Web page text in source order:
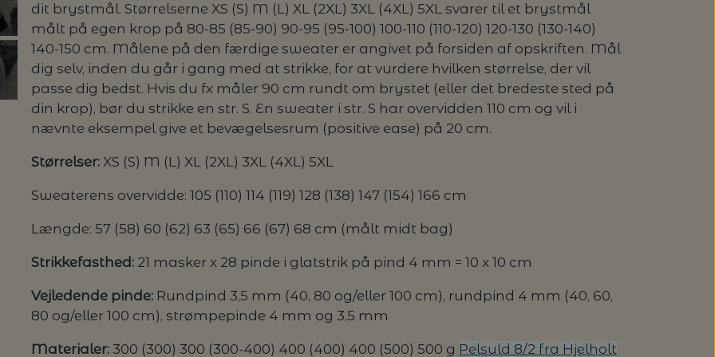
MILJØVENLIGE VASKEMIDLER
dit brystmål. Størrelserne XS (S) M (L) XL (2XL) 3XL (4XL) 5XL svarer til et brystmål
målt på egen krop på 80-85 (85-90) 90-95 (95-100) 100-110 (110-120) 120-130 (130-140)
140-150 cm. Målene på den færdige sweater er angivet på forsiden af opskriften. Mål
dig selv, inden du går i gang med at strikke, for at vurdere hvilken størrelse, der vil
passe dig bedst. Hvis du fx måler 90 cm rundt om brystet (eller det bredeste sted på
din krop), bør du strikke en str. S. En sweater i str. S har overvidden 110 cm og vil i
nævnte eksempel give et bevægelsesrum (positive ease) på 20 cm.
Størrelser: XS (S) M (L) XL (2XL) 3XL (4XL) 5XL
Sweaterens overvidde: 105 (110) 114 (119) 128 (138) 147 (154) 166 cm
Længde: 57 (58) 60 (62) 63 (65) 66 (67) 68 cm (målt midt bag)
Strikkefasthed: 21 masker x 28 pinde i glatstrik på pind 4 mm = 10 x 10 cm
Vejledende pinde: Rundpind 3,5 mm (40, 80 og/eller 100 cm), rundpind 4 mm (40, 60,
80 og/eller 100 cm), strømpepinde 4 mm og 3,5 mm
Materialer: 300 (300) 300 (300-400) 400 (400) 400 (500) 500 g Pelsuld 8/2 fra Hjelholt